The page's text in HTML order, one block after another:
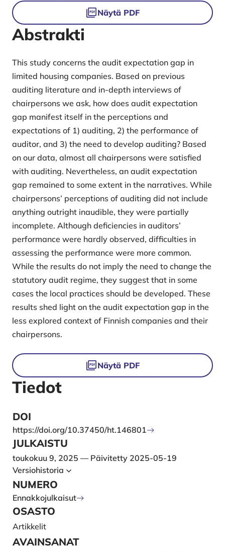
Tiedostot
Näytä PDF
Abstrakti
This study concerns the audit expectation gap in
limited housing companies. Based on previous
auditing literature and in-depth interviews of
chairpersons we ask, how does audit expectation
gap manifest itself in the perceptions and
expectations of 1) auditing, 2) the performance of
auditor, and 3) the need to develop auditing? Based
on our data, almost all chairpersons were satisfied
with auditing. Nevertheless, an audit expectation
gap remained to some extent in the narratives. While
chairpersons’ perceptions of auditing did not include
anything outright inaudible, they were partially
incomplete. Although deficiencies in auditors’
performance were hardly observed, difficulties in
assessing the performance were more common.
While the results do not imply the need to change the
statutory audit regime, they suggest that in some
cases the local practices should be developed. These
results shed light on the audit expectation gap in the
less explored context of Finnish companies and their
chairpersons.
Tiedostot
Näytä PDF
Tiedot
DOI
https://doi.org/10.37450/ht.146801
JULKAISTU
toukokuu 9, 2025 — Päivitetty 2025-05-19
Versiohistoria
NUMERO
Ennakkojulkaisut
OSASTO
Artikkelit
AVAINSANAT